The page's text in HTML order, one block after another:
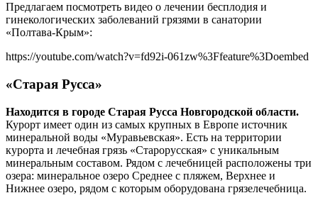
Предлагаем посмотреть видео о лечении бесплодия и
гинекологических заболеваний грязями в санатории
«Полтава-Крым»:
https://youtube.com/watch?v=fd92i-061zw%3Ffeature%3Doembed
«Старая Русса»
Находится в городе Старая Русса Новгородской области.
Курорт имеет один из самых крупных в Европе источник
минеральной воды «Муравьевская». Есть на территории
курорта и лечебная грязь «Старорусская» с уникальным
минеральным составом. Рядом с лечебницей расположены три
озера: минеральное озеро Среднее с пляжем, Верхнее и
Нижнее озеро, рядом с которым оборудована грязелечебница.